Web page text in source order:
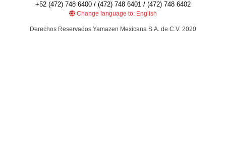
+52 (472) 748 6400 / (472) 748 6401 / (472) 748 6402
Change language to: English
Derechos Reservados Yamazen Mexicana S.A. de C.V. 2020